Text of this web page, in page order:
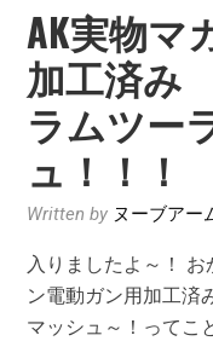
AK実物マ
加工済み
ラムツー
ュ！！！
Written by ヌーブアー
入りましたよ～！
ン電動ガン用加工
マッシュ～！ってこ